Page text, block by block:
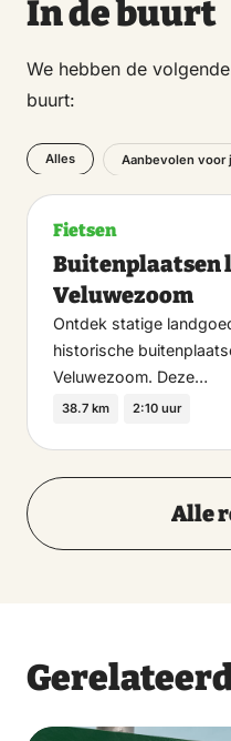
In de buurt
We hebben de
buurt:
Alles Aanbevolen voor
Fietsen
Buitenplaatsen
Veluwezoom
Ontdek statige
historische
Veluwezoom. Deze…
38.7 km 2:10 uur
Alle